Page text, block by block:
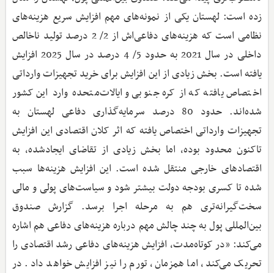
زده است: لهستان یکی از نمونه‌های مهم افزایش سریع هزینه‌های
نظامی است که هزینه‌های دفاعی‌اش از 2/ 2 درصد تولید ناخالص
داخلی در سال 2021 به حدود 5/ 4 درصد در سال 2025 افزایش
یافته است. بخش زیادی از این افزایش برای خرید تجهیزات وارداتی
اختصاص یافته که از کره جنوبی و ایالات‌متحده وارد این کشور
شده‌اند. حدود 80 درصد سرمایه‌گذاری دفاعی لهستان به
تجهیزات وارداتی اختصاص یافته که اثر کلان اقتصادی این افزایش
تاکنون محدود بوده، اما بخش زیادی از تقاضای ایجادشده، به
اقتصادهای خارجی منتقل شده است. این افزایش هزینه‌ها سبب
شده تا کسری بودجه دولت بیشتر شود و سیاست‌های پولی و مالی
سخت‌گیرانه‌تری هم به مرحله اجرا برسد. گزارش صندوق
بین‌المللی پول به چند چالش مهم درباره هزینه‌های دفاعی هم اشاره
می‌کند: «در کوتاه‌مدت، افزایش هزینه‌های دفاعی رشد اقتصادی را
تحریک می‌کند، اما همزمان، تورم را نیز افزایش خواهد داد. در